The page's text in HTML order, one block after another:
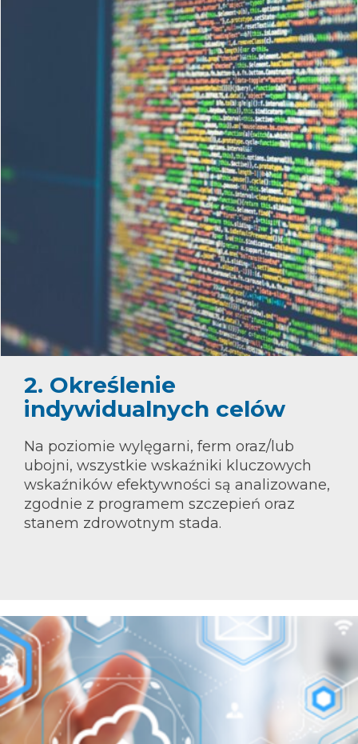
2. Określenie
indywidualnych celów
Na poziomie wylęgarni, ferm oraz/lub
ubojni, wszystkie wskaźniki kluczowych
wskaźników efektywności są analizowane,
zgodnie z programem szczepień oraz
stanem zdrowotnym stada.